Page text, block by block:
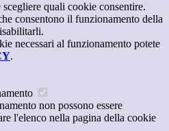
quali cookie consentire.
consentono il funzionamento della
necessari al funzionamento potete
.
non possono essere
l'elenco nella pagina della cookie